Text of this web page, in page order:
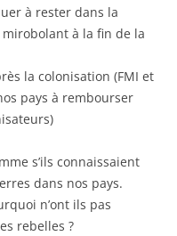
à rester dans la
à la fin de la
la colonisation (FMI et
pays à rembourser
s’ils connaissaient
dans nos pays.
n’ont ils pas
rebelles ?